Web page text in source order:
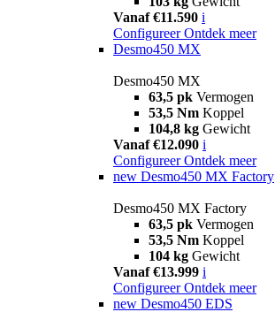
Vanaf €11.590 i
Configureer Ontdek meer
Desmo450 MX
Desmo450 MX
63,5 pk Vermogen
53,5 Nm Koppel
104,8 kg Gewicht
Vanaf €12.090 i
Configureer Ontdek meer
new Desmo450 MX Factory
Desmo450 MX Factory
63,5 pk Vermogen
53,5 Nm Koppel
104 kg Gewicht
Vanaf €13.999 i
Configureer Ontdek meer
new Desmo450 EDS